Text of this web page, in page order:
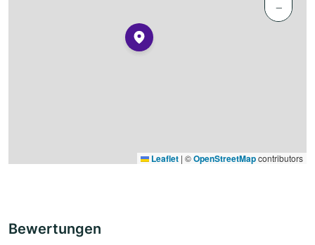
−
Leaflet | ©OpenStreetMapcontributors
Bewertungen